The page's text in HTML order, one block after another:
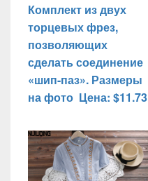
Комплект из двух
торцевых фрез,
позволяющих
сделать соединение
«шип-паз». Размеры
на фото Цена: $11.73